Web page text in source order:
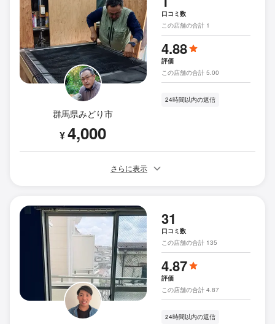
群馬県みどり市
¥4,000
口コミ数
この店舗の合計 1
4.88
評価
この店舗の合計 5.00
24時間以内の返信
さらに表示
31
口コミ数
この店舗の合計 135
4.87
評価
この店舗の合計 4.87
24時間以内の返信